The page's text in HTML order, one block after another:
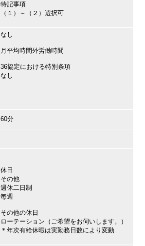
特記事項
（１）～（２）選択可
なし
月平均時間外労働時間
36協定における特別条項
なし
60分
休日
その他
週休二日制
毎週
その他の休日
ローテーション（ご希望をお伺いします。）
＊年次有給休暇は実勤務日数により変動